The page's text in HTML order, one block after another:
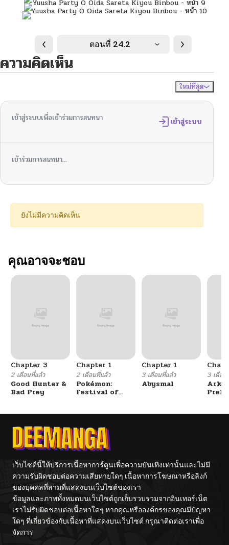
ตอนที่ 24.2
ความคิดเห็น
ใหม่ที่สุด
เข้าสู่ระบบเพื่อเข้าร่วมการสนทนา เข้าสู่ระบบ
เข้าร่วมการสนทนา...
ยังไม่มีความคิดเห็น
คุณอาจจะชอบ
Chapter 3
2 เดือนที่แล้ว
Good Hunter &
Bad Prey
Chapter 1
2 เดือนที่แล้ว
Pokémon:
Festival of
Chapter 1
3 เดือนที่แล้ว
Abysmal
3 เดือน
เว็บไซต์นี้ให้บริการเนื้อหาการ์ตูนเพื่อความบันเทิงเท่านั้นและไม่มี
ความรับผิดชอบต่อความเสียหายใดๆ เนื้อหาการโฆษณาหรือลิงก์
ของบุคคลที่สามที่แสดงบนเว็บไซต์ของเรา
ข้อมูลและภาพทั้งหมดบนเว็บไซต์ถูกเก็บรวบรวมจากอินเทอร์เน็ต
เราไม่รับผิดชอบต่อเนื้อหาใดๆ หากคุณหรือองค์กรของคุณมีปัญหา
ใดๆ ที่เกี่ยวข้องกับเนื้อหาที่แสดงบนเว็บไซต์ กรุณาติดต่อเราเพื่อ
จัดการ